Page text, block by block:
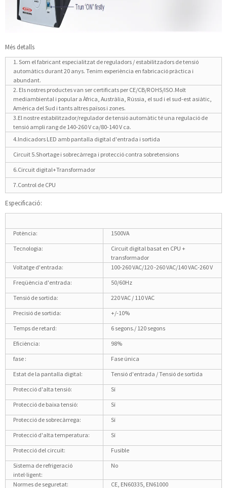
Més detalls
1. Som el fabricant especialitzat de reguladors / estabilitzadors de tensió
automàtics durant 20 anys. Tenim experiència en fabricació pràctica i
abundant.
2. Els nostres productes van ser certificats per CE/CB/ROHS/ISO.Molt
mediambiental i popular a Àfrica, Austràlia, Rússia, el sud i el sud-est asiàtic,
Amèrica del Sud i tants altres països i zones.
3.El nostre estabilitzador/regulador de tensió automàtic té una regulació de
tensió ampli rang de 140-260 V ca/80-140 V ca.
4.Indicadors LED amb pantalla digital d'entrada i sortida
Circuit 5.Shortage i sobrecàrrega i protecció contra sobretensions
6.Circuit digital+Transformador
7.Control de CPU
Especificació:
Potència:
1500VA
Tecnologia:
Circuit digital basat en CPU +
transformador
Voltatge d'entrada:
100-260 VAC/120 -260 VAC/140 VAC-260 V
Freqüència d'entrada:
50/60Hz
Tensió de sortida:
220 VAC / 110 VAC
Precisió de sortida:
+/-10%
Temps de retard:
6 segons./ 120 segons
Eficiència:
98%
fase :
Fase única
Estat de la pantalla digital:
Tensió d'entrada / Tensió de sortida
Protecció d'alta tensió:
Sí
Protecció de baixa tensió:
Sí
Protecció de sobrecàrrega:
Sí
Protecció d'alta temperatura:
Sí
Protecció del circuit:
Fusible
Sistema de refrigeració
intel·ligent:
No
Normes de seguretat:
CE, EN60335, EN61000